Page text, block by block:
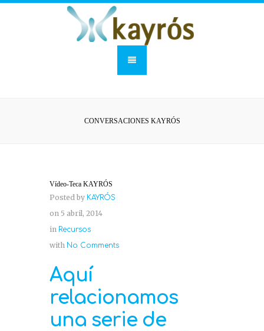
CONVERSACIONES KAYRÓS
Vídeo-Teca KAYRÓS
Posted by KAYRÓS
on 5 abril, 2014
in Recursos
with No Comments
Aquí
relacionamos
una serie de